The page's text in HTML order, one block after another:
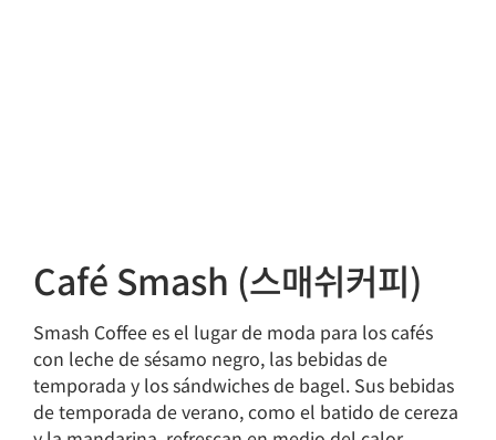
Café Smash (스매쉬커피)
Smash Coffee es el lugar de moda para los cafés
con leche de sésamo negro, las bebidas de
temporada y los sándwiches de bagel. Sus bebidas
de temporada de verano, como el batido de cereza